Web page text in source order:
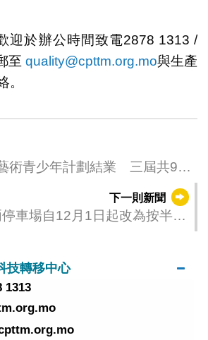
迎於辦公時間致電2878 1313 /
至quality@cpttm.org.mo與生產
。
術青少年計劃結業 三屆共94
下一則新聞
車場自12月1日起改為按半小
技轉移中心
1313